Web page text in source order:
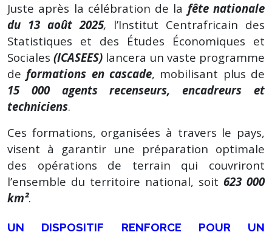
Juste après la célébration de la fête nationale
du 13 août 2025, l’Institut Centrafricain des
Statistiques et des Études Économiques et
Sociales (ICASEES) lancera un vaste programme
de formations en cascade, mobilisant plus de
15 000 agents recenseurs, encadreurs et
techniciens.
Ces formations, organisées à travers le pays,
visent à garantir une préparation optimale
des opérations de terrain qui couvriront
l’ensemble du territoire national, soit 623 000
km².
UN DISPOSITIF RENFORCE POUR UN